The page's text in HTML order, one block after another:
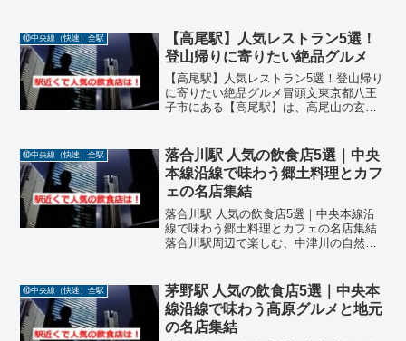
⑩中央線（快速）全駅
【高尾駅】人気レストラン5選！
登山帰りに寄りたい絶品グルメ
【高尾駅】人気レストラン5選！登山帰り
に寄りたい絶品グルメ冒頭文東京都八王
子市にある【高尾駅】は、高尾山の玄関
人々や観光客に愛される飲食店が数多く
点在しています。今回は、...
⑩中央線（快速）全駅
落合川駅 人気の飲食店5選｜中央
本線沿線で味わう郷土料理とカフ
ェの名店集結
落合川駅 人気の飲食店5選｜中央本線沿
線で味わう郷土料理とカフェの名店集結
落合川駅周辺で楽しむ、中津川の自然と
馬籠宿や阿寺渓谷などの観光地へのアク
セス拠点として人気のあ...
⑩中央線（快速）全駅
茅野駅 人気の飲食店5選｜中央本
線沿線で味わう高原グルメと地元
の名店集結